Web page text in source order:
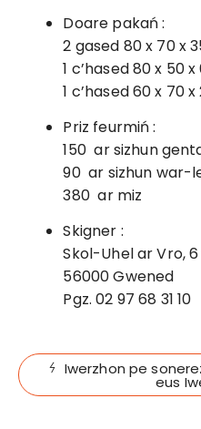
Doare pakań :
2 gased 80 x 70 x
1 c’hased 80 x 50
1 c’hased 60 x 70 x
Priz feurmiń :
150  ar sizhun
90  ar sizhun war-
380  ar miz
Skigner :
Skol-Uhel ar Vro,
56000 Gwened
Pgz. 02 97 68 31 10
Iwerzhon pe
eus